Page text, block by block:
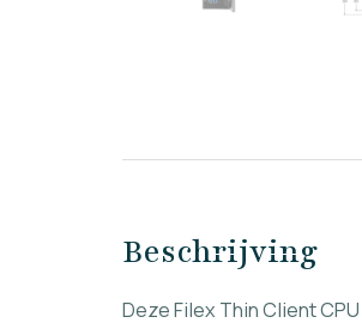
Beschrijving
Deze Filex Thin Client